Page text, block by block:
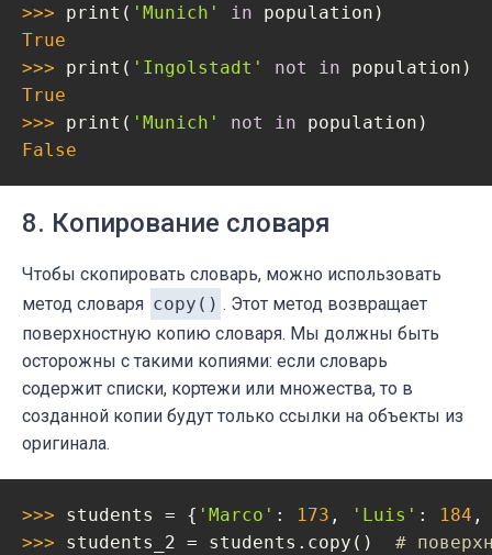
>>> print( 'Munich' in
True
>>> print( 'Ingolstadt' not in
True
>>> print( 'Munich' not in
False
8. Копирование словаря
Чтобы скопировать словарь, можно использовать
метод словаря copy() . Этот метод возвращает
поверхностную копию словаря. Мы должны быть
осторожны с такими копиями: если словарь
содержит списки, кортежи или множества, то в
созданной копии будут только ссылки на объекты из
оригинала.
>>> students = { 'Marco' : 173 , 'Luis' : 184
>>> students_2 = students.copy() #